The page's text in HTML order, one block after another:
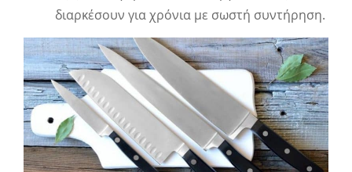
διαρκέσουν για χρόνια με σωστή συντήρηση.